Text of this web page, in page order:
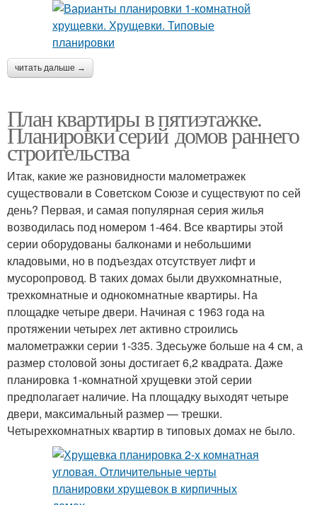
читать дальше →
План квартиры в пятиэтажке.
Планировки серий домов раннего
строительства
Итак, какие же разновидности малометражек
существовали в Советском Союзе и существуют по сей
день? Первая, и самая популярная серия жилья
возводилась под номером 1-464. Все квартиры этой
серии оборудованы балконами и небольшими
кладовыми, но в подъездах отсутствует лифт и
мусоропровод. В таких домах были двухкомнатные,
трехкомнатные и однокомнатные квартиры. На
площадке четыре двери. Начиная с 1963 года на
протяжении четырех лет активно строились
малометражки серии 1-335. Здесьуже больше на 4 см, а
размер столовой зоны достигает 6,2 квадрата. Даже
планировка 1-комнатной хрущевки этой серии
предполагает наличие. На площадку выходят четыре
двери, максимальный размер — трешки.
Четырехкомнатных квартир в типовых домах не было.